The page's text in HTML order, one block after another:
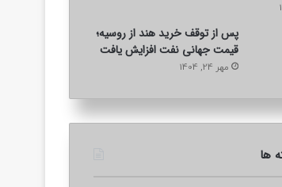
پس از توقف خرید هند از روسیه؛
قیمت جهانی نفت افزایش یافت
مهر 24, 1404
ها